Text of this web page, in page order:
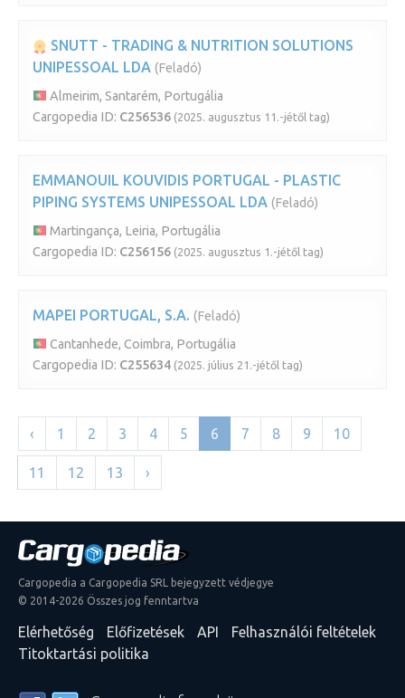
SNUTT - TRADING & NUTRITION SOLUTIONS
UNIPESSOAL LDA (Feladó)
Almeirim, Santarém, Portugália
Cargopedia ID: C256536 (2025. augusztus 11.-jétől tag)
EMMANOUIL KOUVIDIS PORTUGAL - PLASTIC
PIPING SYSTEMS UNIPESSOAL LDA (Feladó)
Martingança, Leiria, Portugália
Cargopedia ID: C256156 (2025. augusztus 1.-jétől tag)
MAPEI PORTUGAL, S.A. (Feladó)
Cantanhede, Coimbra, Portugália
Cargopedia ID: C255634 (2025. július 21.-jétől tag)
‹ 1 2 3 4 5 6 7 8 9 10
11 12 13 ›
Cargopedia a Cargopedia SRL bejegyzett védjegye
© 2014-2026 Összes jog fenntartva
Elérhetőség Előfizetések API
Felhasználói feltételek
Titoktartási politika